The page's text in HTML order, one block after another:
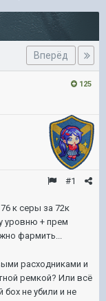
Вперёд
125
#1
к серы за 72к
уровню + прем
фармить...
расходниками и
ремкой? Или всё
не убили и не